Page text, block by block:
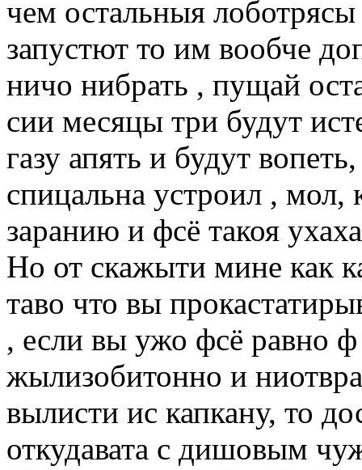
чем остальныя
запустют то им вообче
ничо нибрать , пущай
сии месяцы три будут
газу апять и будут
спицальна устроил ,
заранию и фсё такоя
Но от скажыти мине как
таво что вы
, если вы ужо фсё равно
жылизобитонно и
вылисти ис капкану, то
откудавата с дишовым